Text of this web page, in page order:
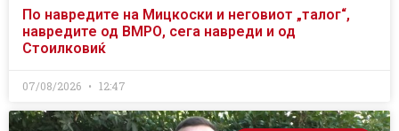
По навредите на Мицкоски и неговиот „талог“,
навредите од ВМРО, сега навреди и од
Стоилковиќ
07/08/2026 12:47